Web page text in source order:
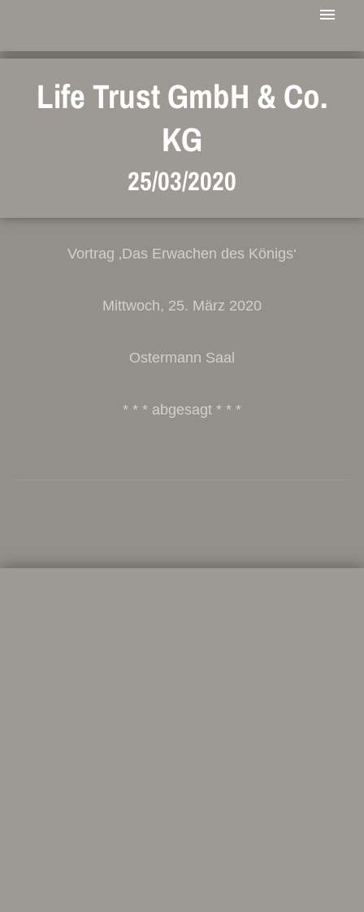
Life Trust GmbH & Co.
KG
25/03/2020
Vortrag ‚Das Erwachen des Königs‘
Mittwoch, 25. März 2020
Ostermann Saal
* * * abgesagt * * *